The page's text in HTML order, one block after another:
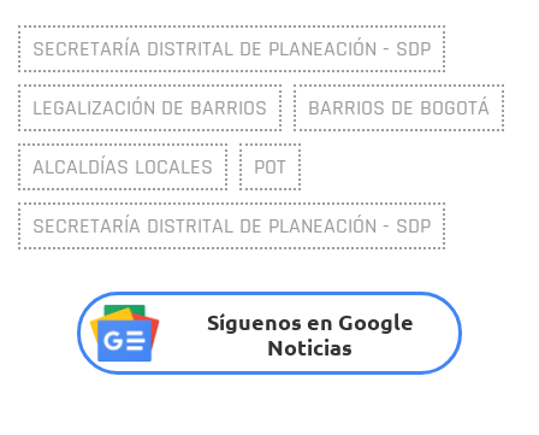
SECRETARÍA DISTRITAL DE PLANEACIÓN - SDP
LEGALIZACIÓN DE BARRIOS BARRIOS DE BOGOTÁ
ALCALDÍAS LOCALES POT
SECRETARÍA DISTRITAL DE PLANEACIÓN - SDP
Síguenos en Google
Noticias